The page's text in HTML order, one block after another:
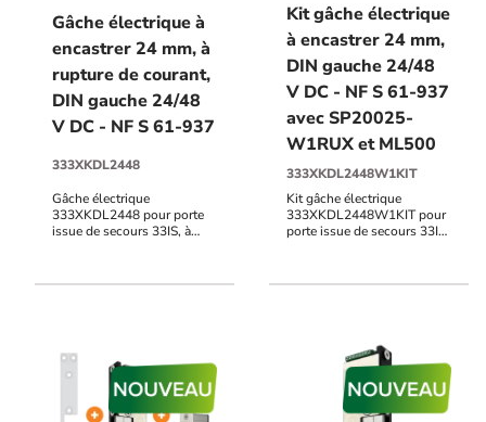
Gâche électrique à
encastrer 24 mm, à
rupture de courant,
DIN gauche 24/48
V DC - NF S 61-937
333XKDL2448
Gâche électrique
333XKDL2448 pour porte
issue de secours 33IS, à
Gauche, 6000N, à rupture
Kit gâche électrique
à encastrer 24 mm,
DIN gauche 24/48
V DC - NF S 61-937
avec SP20025-
W1RUX et ML500
333XKDL2448W1KIT
Kit gâche électrique
333XKDL2448W1KIT pour
porte issue de secours 33IS,
Gauche, 6000N, à rupture
24/48 V DC, NF S 61-937,
avec SP20025-W1RUX et